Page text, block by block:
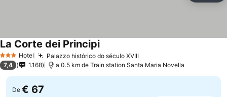
3 EstrelasHotel Palazzo histórico do século XVIII
La Corte dei Principi
7,4 1.168 a 0.5 km de Train station Santa Maria Novella
De € 67